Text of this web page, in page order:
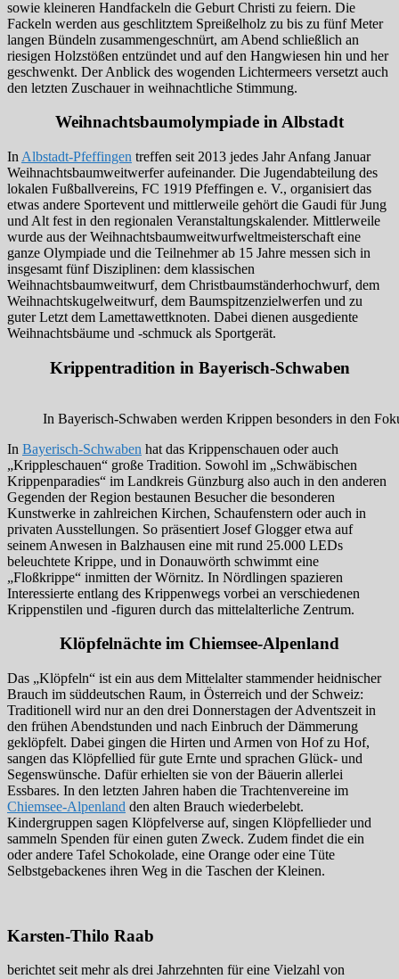
sowie kleineren Handfackeln die Geburt Christi zu feiern. Die
Fackeln werden aus geschlitztem Spreißelholz zu bis zu fünf Meter
langen Bündeln zusammengeschnürt, am Abend schließlich an
riesigen Holzstößen entzündet und auf den Hangwiesen hin und her
geschwenkt. Der Anblick des wogenden Lichtermeers versetzt auch
den letzten Zuschauer in weihnachtliche Stimmung.
Weihnachtsbaumolympiade in Albstadt
In Albstadt-Pfeffingen treffen seit 2013 jedes Jahr Anfang Januar
Weihnachtsbaumweitwerfer aufeinander. Die Jugendabteilung des
lokalen Fußballvereins, FC 1919 Pfeffingen e. V., organisiert das
etwas andere Sportevent und mittlerweile gehört die Gaudi für Jung
und Alt fest in den regionalen Veranstaltungskalender. Mittlerweile
wurde aus der Weihnachtsbaumweitwurfweltmeisterschaft eine
ganze Olympiade und die Teilnehmer ab 15 Jahre messen sich in
insgesamt fünf Disziplinen: dem klassischen
Weihnachtsbaumweitwurf, dem Christbaumständerhochwurf, dem
Weihnachtskugelweitwurf, dem Baumspitzenzielwerfen und zu
guter Letzt dem Lamettawettknoten. Dabei dienen ausgediente
Weihnachtsbäume und -schmuck als Sportgerät.
Krippentradition in Bayerisch-Schwaben
In Bayerisch-Schwaben werden Krippen besonders in den
In Bayerisch-Schwaben hat das Krippenschauen oder auch
„Krippleschauen“ große Tradition. Sowohl im „Schwäbischen
Krippenparadies“ im Landkreis Günzburg also auch in den anderen
Gegenden der Region bestaunen Besucher die besonderen
Kunstwerke in zahlreichen Kirchen, Schaufenstern oder auch in
privaten Ausstellungen. So präsentiert Josef Glogger etwa auf
seinem Anwesen in Balzhausen eine mit rund 25.000 LEDs
beleuchtete Krippe, und in Donauwörth schwimmt eine
„Floßkrippe“ inmitten der Wörnitz. In Nördlingen spazieren
Interessierte entlang des Krippenwegs vorbei an verschiedenen
Krippenstilen und -figuren durch das mittelalterliche Zentrum.
Klöpfelnächte im Chiemsee-Alpenland
Das „Klöpfeln“ ist ein aus dem Mittelalter stammender heidnischer
Brauch im süddeutschen Raum, in Österreich und der Schweiz:
Traditionell wird nur an den drei Donnerstagen der Adventszeit in
den frühen Abendstunden und nach Einbruch der Dämmerung
geklöpfelt. Dabei gingen die Hirten und Armen von Hof zu Hof,
sangen das Klöpfellied für gute Ernte und sprachen Glück- und
Segenswünsche. Dafür erhielten sie von der Bäuerin allerlei
Essbares. In den letzten Jahren haben die Trachtenvereine im
Chiemsee-Alpenland den alten Brauch wiederbelebt.
Kindergruppen sagen Klöpfelverse auf, singen Klöpfellieder und
sammeln Spenden für einen guten Zweck. Zudem findet die ein
oder andere Tafel Schokolade, eine Orange oder eine Tüte
Selbstgebackenes ihren Weg in die Taschen der Kleinen.
Karsten-Thilo Raab
berichtet seit mehr als drei Jahrzehnten für eine Vielzahl von